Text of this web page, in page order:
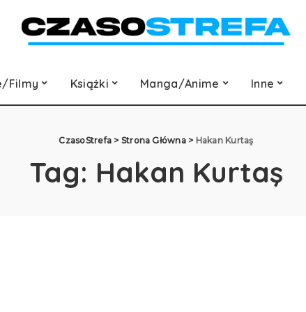
Filmy Książki Manga/Anime Inne
CzasoStrefa > Strona Główna> Hakan Kurtaş
Tag: Hakan Kurtaş